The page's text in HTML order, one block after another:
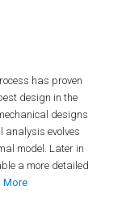
has proven
design in the
designs
analysis evolves
model. Later in
a more detailed
More